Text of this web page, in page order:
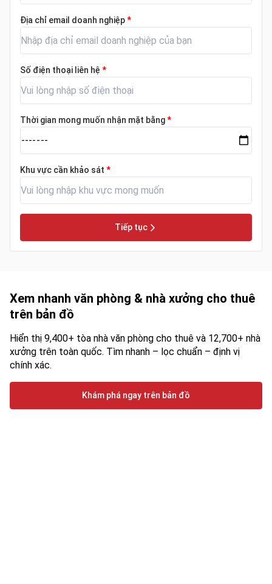
Địa chỉ email doanh nghiệp*
Số điện thoại liên hệ *
Thời gian mong muốn nhận mặt bằng*
Khu vực cần khảo sát *
Tiếp tục
Xem nhanh văn phòng & nhà xưởng cho thuê
trên bản đồ
Hiển thị 9,400+ tòa nhà văn phòng cho thuê và 12,700+ nhà
xưởng trên toàn quốc. Tìm nhanh – lọc chuẩn – định vị
chính xác.
Khám phá ngay trên bản đồ